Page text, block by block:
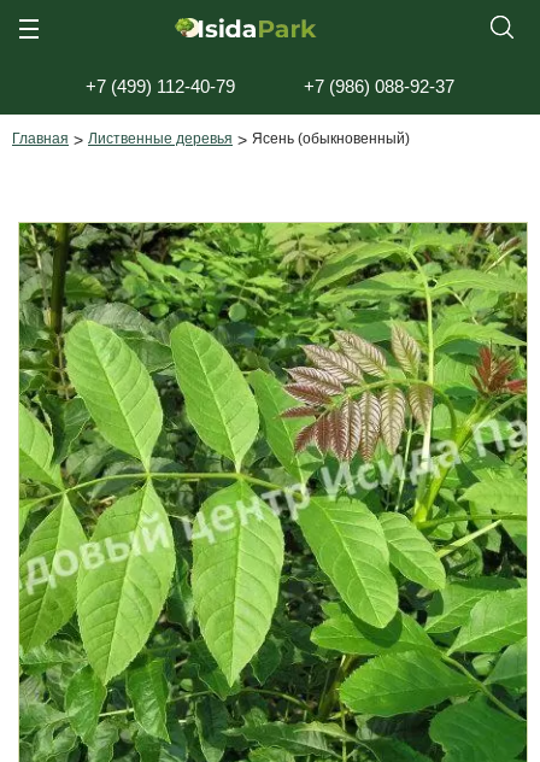
Главная > Лиственные деревья > Ясень (обыкновенный)
+7 (499) 112-40-79 +7 (986) 088-92-37